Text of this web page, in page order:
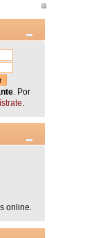
. Por
online.